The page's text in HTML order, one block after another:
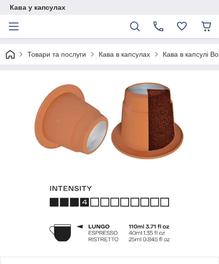
Кава у капсулах
Товари та послуги Кава в капсулах Кава в капсулі